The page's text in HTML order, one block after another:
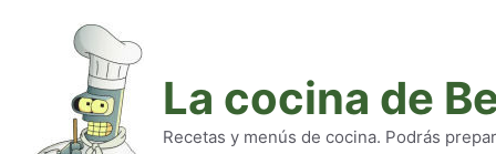
La cocina de
Recetas y menús de cocina. Podrás